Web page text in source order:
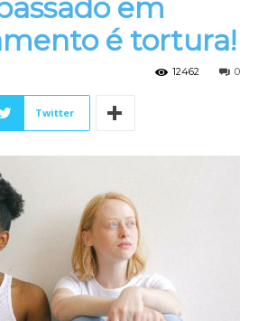
em
é tortura!
0
12462
Twitter